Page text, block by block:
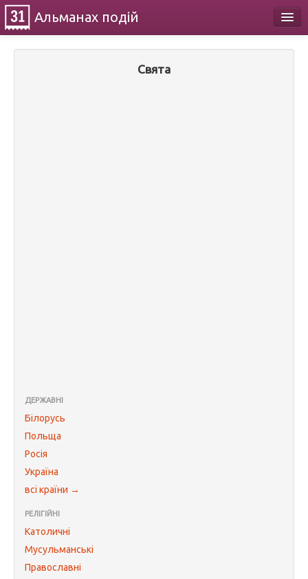
Альманах подій
Свята
ДЕРЖАВНІ
Білорусь
Польща
Росія
Україна
всі країни →
РЕЛІГІЙНІ
Католичні
Мусульманські
Православні